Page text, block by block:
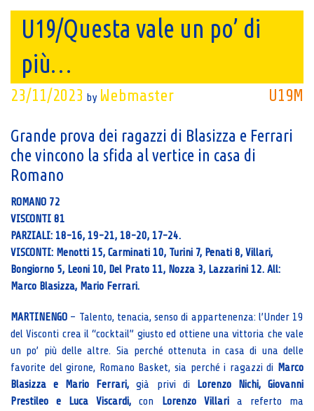
U19/Questa vale un po’ di
più…
U19M
23/11/2023 by Webmaster
Grande prova dei ragazzi di Blasizza e Ferrari
che vincono la sfida al vertice in casa di
Romano
ROMANO 72
VISCONTI 81
PARZIALI: 18-16, 19-21, 18-20, 17-24.
VISCONTI: Menotti 15, Carminati 10, Turini 7, Penati 8, Villari,
Bongiorno 5, Leoni 10, Del Prato 11, Nozza 3, Lazzarini 12. All:
Marco Blasizza, Mario Ferrari.
MARTINENGO – Talento, tenacia, senso di appartenenza: l’Under 19
del Visconti crea il “cocktail” giusto ed ottiene una vittoria che vale
un po’ più delle altre. Sia perché ottenuta in casa di una delle
favorite del girone, Romano Basket, sia perché i ragazzi di Marco
Blasizza e Mario Ferrari, già privi di
Lorenzo Nichi, Giovanni
Prestileo e Luca Viscardi, con Lorenzo Villaria referto ma